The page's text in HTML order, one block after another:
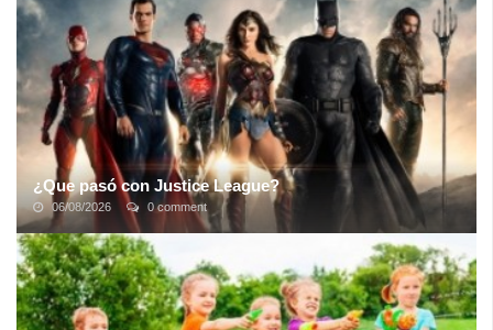
¿Que pasó con Justice League?
06/08/2026 0 comment
La Liga de la Justicia estaba rodeada de enemigos: una fusion
corporativa al acecho, una tragedia familiar, un conflicto interno de
luz y oscuridad. ...